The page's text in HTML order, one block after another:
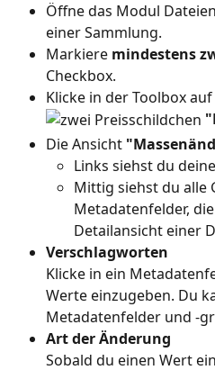
Öffne das Modul
einer Sammlung.
Markiere mindestens
Checkbox.
Klicke in der Toolbox
Die Ansicht
Links siehst du
Mittig siehst du alle
Metadatenfelder,
Detailansicht einer
Verschlagworten
Klicke in ein
Werte einzugeben. Du
Metadatenfelder und -
Art der Änderung
Sobald du einen Wert